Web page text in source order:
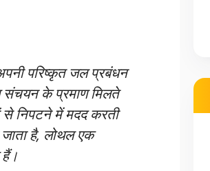
परिष्कृत जल प्रबंधन
संचयन के प्रमाण मिलते
से निपटने में मदद करती
जाता है, लोथल एक